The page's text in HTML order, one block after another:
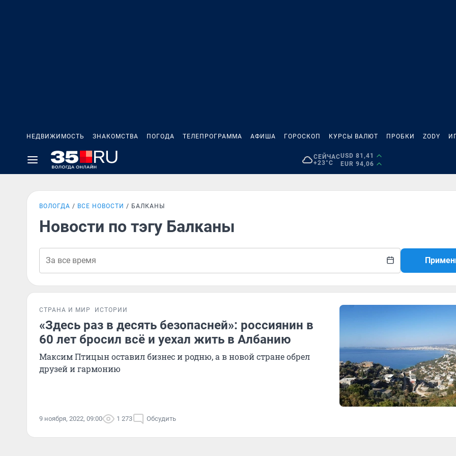
НЕДВИЖИМОСТЬ ЗНАКОМСТВА ПОГОДА ТЕЛЕПРОГРАММА АФИША ГОРОСКОП КУРСЫ ВАЛЮТ ПРОБКИ ZODY
СЕЙЧАС
+23°C
USD 81,41
EUR 94,06
ВОЛОГДА ВСЕ НОВОСТИ БАЛКАНЫ
Новости по тэгу Балканы
СТРАНА И МИР ИСТОРИИ
«Здесь раз в десять безопасней»: россиянин в
60 лет бросил всё и уехал жить в Албанию
Максим Птицын оставил бизнес и родню, а в новой стране обрел
друзей и гармонию
9 ноября, 2022, 09:00 1 273 Обсудить